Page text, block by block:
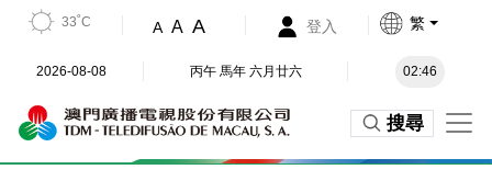
33˚C A A A 登入 繁
2026-08-08 丙午 馬年 六月廿六 02:46
搜尋